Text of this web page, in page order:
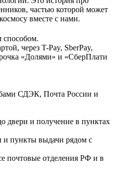
частью которой может
вместе с нами.
способом.
через T-Pay, SberPay,
«Долями» и «СберПлати
СДЭК, Почта России и
двери и получение в пунктах
и пункты выдачи рядом с
почтовые отделения РФ и в